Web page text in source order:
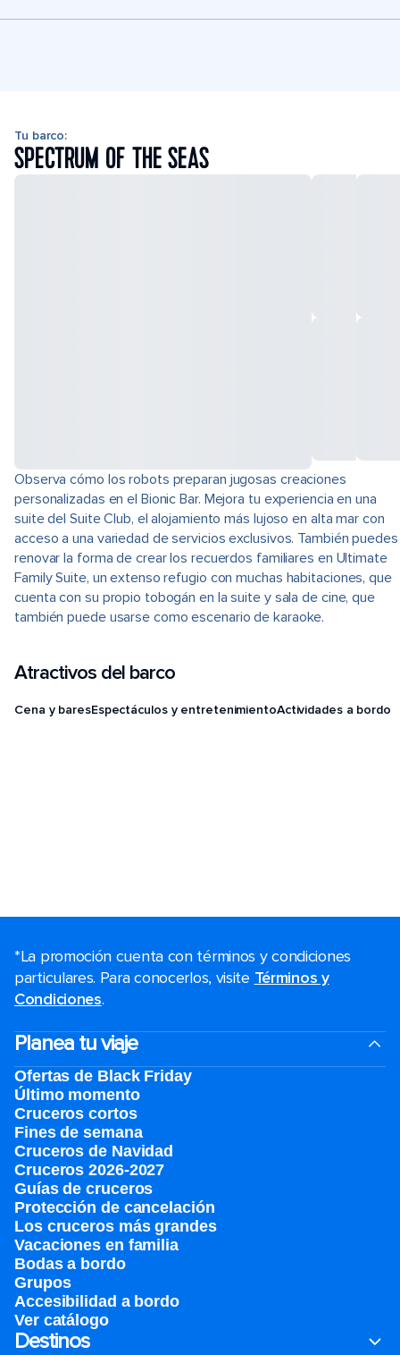
Tu barco:
SPECTRUM OF THE SEAS
Observa cómo los robots preparan jugosas creaciones
personalizadas en el Bionic Bar. Mejora tu experiencia en una
suite del Suite Club, el alojamiento más lujoso en alta mar con
acceso a una variedad de servicios exclusivos. También puedes
renovar la forma de crear los recuerdos familiares en Ultimate
Family Suite, un extenso refugio con muchas habitaciones, que
cuenta con su propio tobogán en la suite y sala de cine, que
también puede usarse como escenario de karaoke.
Atractivos del barco
Cena y baresEspectáculos y entretenimientoActividades a bordo
*La promoción cuenta con términos y condiciones
particulares. Para conocerlos, visite Términos y
Condiciones.
Planea tu viaje
Ofertas de Black Friday
Último momento
Cruceros cortos
Fines de semana
Cruceros de Navidad
Cruceros 2026-2027
Guías de cruceros
Protección de cancelación
Los cruceros más grandes
Vacaciones en familia
Bodas a bordo
Grupos
Accesibilidad a bordo
Ver catálogo
Destinos